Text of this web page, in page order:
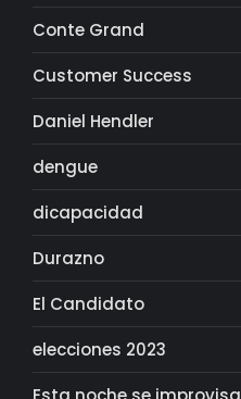
Conte Grand
Customer Success
Daniel Hendler
dengue
dicapacidad
Durazno
El Candidato
elecciones 2023